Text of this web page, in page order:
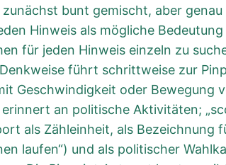
bunt gemischt, aber
Hinweis als mögliche
für jeden Hinweis einzeln zu
führt schrittweise zur
Geschwindigkeit oder Bewegung
an politische Aktivitäten;
als Zähleinheit, als Bezeichnung
laufen“) und als politischer